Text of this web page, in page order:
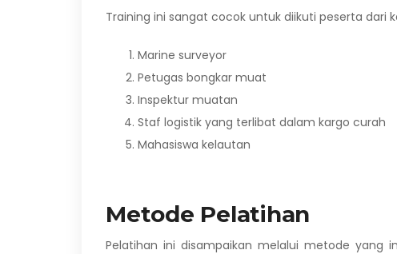
Training ini sangat cocok untuk diikuti peserta dari
Marine surveyor
Petugas bongkar muat
Inspektur muatan
Staf logistik yang terlibat dalam kargo curah
Mahasiswa kelautan
Metode Pelatihan
Pelatihan ini disampaikan melalui metode yang